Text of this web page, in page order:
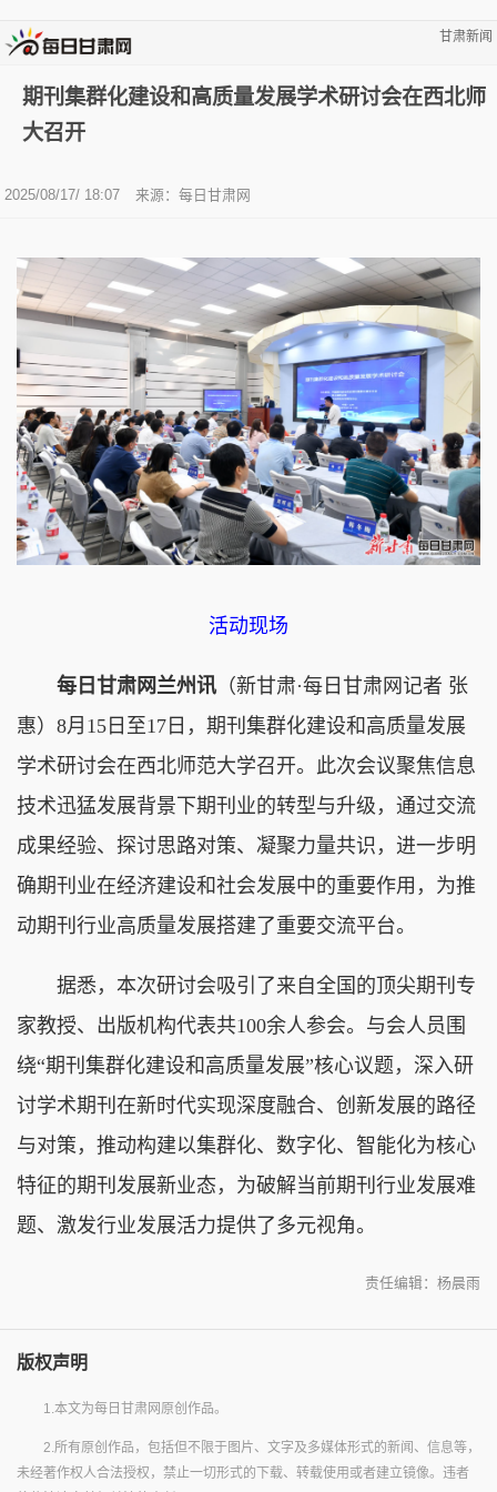
甘肃新闻
期刊集群化建设和高质量发展学术研讨会在西北师
大召开
2025/08/17/ 18:07 来源： 每日甘肃网
活动现场
每日甘肃网兰州讯 （新甘肃·每日甘肃网记者 张
惠）8月15日至17日，期刊集群化建设和高质量发展
学术研讨会在西北师范大学召开。此次会议聚焦信息
技术迅猛发展背景下期刊业的转型与升级，通过交流
成果经验、探讨思路对策、凝聚力量共识，进一步明
确期刊业在经济建设和社会发展中的重要作用，为推
动期刊行业高质量发展搭建了重要交流平台。
据悉，本次研讨会吸引了来自全国的顶尖期刊专
家教授、出版机构代表共100余人参会。与会人员围
绕“期刊集群化建设和高质量发展”核心议题，深入研
讨学术期刊在新时代实现深度融合、创新发展的路径
与对策，推动构建以集群化、数字化、智能化为核心
特征的期刊发展新业态，为破解当前期刊行业发展难
题、激发行业发展活力提供了多元视角。
责任编辑：杨晨雨
版权声明
1.本文为每日甘肃网原创作品。
2.所有原创作品，包括但不限于图片、文字及多媒体形式的新闻、信息等，
未经著作权人合法授权，禁止一切形式的下载、转载使用或者建立镜像。违者